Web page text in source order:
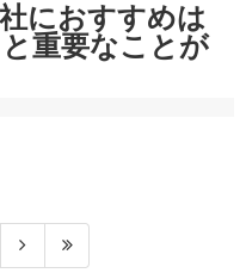
におすすめは
重要なことが